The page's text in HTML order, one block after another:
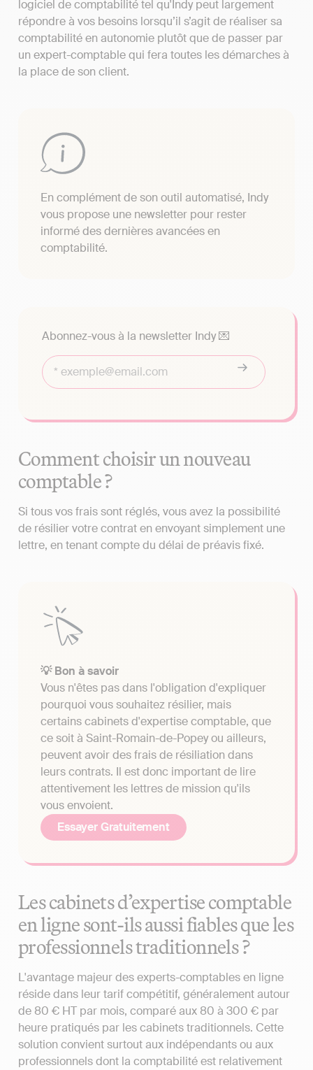
logiciel de comptabilité tel qu'Indy peut largement
répondre à vos besoins lorsqu’il s’agit de réaliser sa
comptabilité en autonomie plutôt que de passer par
un expert-comptable qui fera toutes les démarches à
la place de son client.
En complément de son outil automatisé, Indy
vous propose une newsletter pour rester
informé des dernières avancées en
comptabilité.
Abonnez-vous à la newsletter Indy 💌
Comment choisir un nouveau
comptable ?
Si tous vos frais sont réglés, vous avez la possibilité
de résilier votre contrat en envoyant simplement une
lettre, en tenant compte du délai de préavis fixé.
💡 Bon à savoir
Vous n'êtes pas dans l'obligation d'expliquer
pourquoi vous souhaitez résilier, mais
certains cabinets d'expertise comptable, que
ce soit à Saint-Romain-de-Popey ou ailleurs,
peuvent avoir des frais de résiliation dans
leurs contrats. Il est donc important de lire
attentivement les lettres de mission qu'ils
vous envoient.
Essayer Gratuitement
Les cabinets d’expertise comptable
en ligne sont-ils aussi fiables que les
professionnels traditionnels ?
L'avantage majeur des experts-comptables en ligne
réside dans leur tarif compétitif, généralement autour
de 80 € HT par mois, comparé aux 80 à 300 € par
heure pratiqués par les cabinets traditionnels. Cette
solution convient surtout aux indépendants ou aux
professionnels dont la comptabilité est relativement